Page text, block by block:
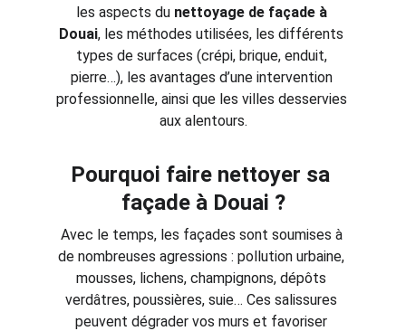
les aspects du nettoyage de façade à
Douai, les méthodes utilisées, les différents
types de surfaces (crépi, brique, enduit,
pierre…), les avantages d’une intervention
professionnelle, ainsi que les villes desservies
aux alentours.
Pourquoi faire nettoyer sa
façade à Douai ?
Avec le temps, les façades sont soumises à
de nombreuses agressions : pollution urbaine,
mousses, lichens, champignons, dépôts
verdâtres, poussières, suie… Ces salissures
peuvent dégrader vos murs et favoriser